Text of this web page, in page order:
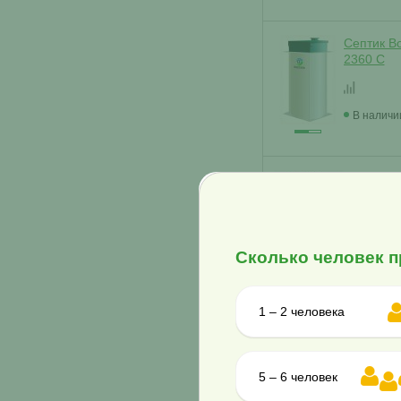
Септик
2360 С
В
Септик
В
Сколько человек
1 – 2 человека
5 – 6 человек